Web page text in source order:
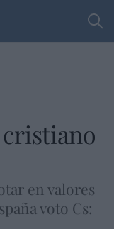
cristiano
en valores
voto Cs: